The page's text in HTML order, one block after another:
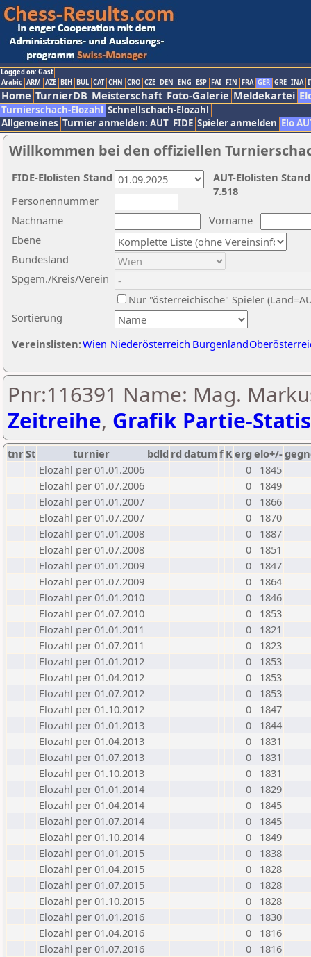
Logged on: Gast
Arabic ARM AZE BIH BUL CAT CHN CRO CZE DEN ENG ESP FAI FIN FRA GER GRE INA
Home TurnierDB Meisterschaft Foto-Galerie Meldekartei
Turnierschach-Elozahl Schnellschach-Elozahl
Allgemeines Turnier anmelden: AUT FIDE Spieler anmelden Elo
Willkommen bei den offiziellen
Nachname
Vorname
Ebene
Sortierung
Personennummer
Bundesland
Spgem./Kreis/Verein
Nur "österreichische" Spieler
Vereinslisten:Wien Niederösterreich Burgenland
AUT-Elolisten
7.518
FIDE-Elolisten Stand
Pnr:116391 Name: Mag.
Zeitreihe, Grafik Partie-
tnrSt turnier bdld rd datumf Kerg elo+/-
Elozahl per 01.01.2006
0
1845
Elozahl per 01.07.2006
0
1849
Elozahl per 01.01.2007
0
1866
Elozahl per 01.07.2007
0
1870
Elozahl per 01.01.2008
0
1887
Elozahl per 01.07.2008
0
1851
Elozahl per 01.01.2009
0
1847
Elozahl per 01.07.2009
0
1864
Elozahl per 01.01.2010
0
1846
Elozahl per 01.07.2010
0
1853
Elozahl per 01.01.2011
0
1821
Elozahl per 01.07.2011
0
1823
Elozahl per 01.01.2012
0
1853
Elozahl per 01.04.2012
0
1853
Elozahl per 01.07.2012
0
1853
Elozahl per 01.10.2012
0
1847
Elozahl per 01.01.2013
0
1844
Elozahl per 01.04.2013
0
1831
Elozahl per 01.07.2013
0
1831
Elozahl per 01.10.2013
0
1831
Elozahl per 01.01.2014
0
1829
Elozahl per 01.04.2014
0
1845
Elozahl per 01.07.2014
0
1845
Elozahl per 01.10.2014
0
1849
Elozahl per 01.01.2015
0
1838
Elozahl per 01.04.2015
0
1828
Elozahl per 01.07.2015
0
1828
Elozahl per 01.10.2015
0
1828
Elozahl per 01.01.2016
0
1830
Elozahl per 01.04.2016
0
1816
Elozahl per 01.07.2016
0
1816